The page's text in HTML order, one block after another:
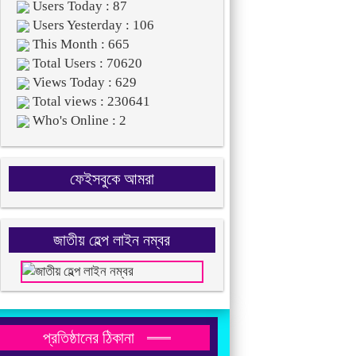
Users Today : 87
Users Yesterday : 106
This Month : 665
Total Users : 70620
Views Today : 629
Total views : 230641
Who's Online : 2
ফেইসবুকে আমরা
জাতীয় হেল্প লাইন নম্বর
প্রতিষ্ঠানের ঠিকানা